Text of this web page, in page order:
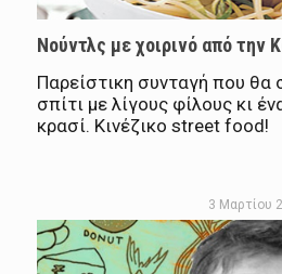
Νούντλς με χοιρινό από την
Παρείστικη συνταγή που θα
σπίτι με λίγους φίλους κι
κρασί. Κινέζικο street food!
3 Μαρτίου